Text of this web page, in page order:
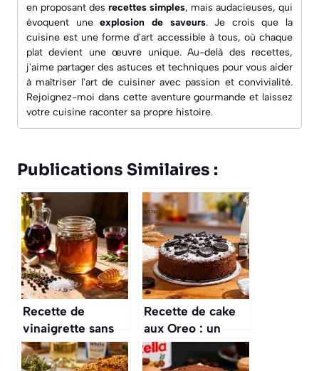
en proposant des recettes simples, mais audacieuses, qui
évoquent uneexplosion de saveurs. Je crois que la
cuisine est une forme d'art accessible à tous, où chaque
plat devient une œuvre unique. Au-delà des recettes,
j'aime partager des astuces et techniques pour vous aider
à maîtriser l'art de cuisiner avec passion et convivialité.
Rejoignez-moi dans cette aventure gourmande et laissez
votre cuisine raconter sa propre histoire.
Publications Similaires :
Recette de
vinaigrette sans
moutarde : facile
et savoureuse
Recette de cake
aux Oreo : un
délice gourmand